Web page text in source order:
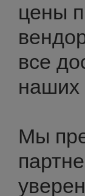
цены
все
наших
Мы